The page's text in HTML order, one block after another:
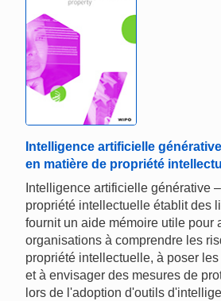
Intelligence artificielle
en matière de propriété
Intelligence artificielle générative
propriété intellectuelle établit des
fournit un aide mémoire utile pour
organisations à comprendre les
propriété intellectuelle, à poser
et à envisager des mesures de
lors de l'adoption d'outils